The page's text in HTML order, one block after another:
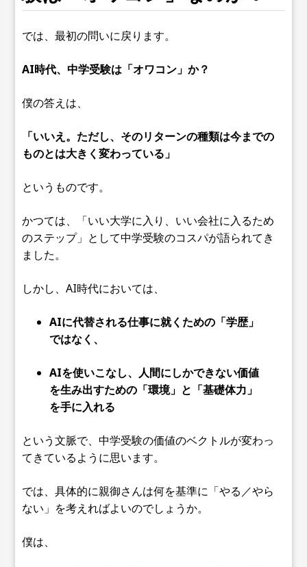
では、最初の問いに戻ります。
AI時代、中学受験は「オワコン」か？
僕の答えは、
「いいえ。ただし、そのリターンの種類は今までの
ものとは大きく変わっている」
というものです。
かつては、「いい大学に入り、いい会社に入るため
のステップ」として中学受験のコスパが語られてき
ました。
しかし、AI時代においては、
AIに代替される仕事に就くための「学歴」
ではなく、
AIを使いこなし、人間にしかできない価値
を生み出すための「環境」と「基礎体力」
を手に入れる
という文脈で、中学受験の価値のベクトルが変わっ
てきているように思います。
では、具体的に親御さんは何を基準に「やる／やら
ない」を考えればよいのでしょうか。
僕は、